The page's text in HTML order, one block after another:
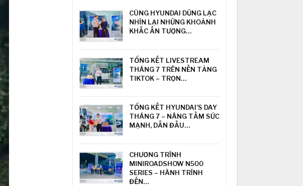
CÙNG HYUNDAI DŨNG LẠC
NHÌN LẠI NHỮNG KHOẢNH
KHẮC ẤN TƯỢNG…
TỔNG KẾT LIVESTREAM
THÁNG 7 TRÊN NỀN TẢNG
TIKTOK – TRỌN…
TỔNG KẾT HYUNDAI’S DAY
THÁNG 7 – NÂNG TẦM SỨC
MẠNH, DẪN ĐẦU…
CHƯƠNG TRÌNH
MINIROADSHOW N500
SERIES – HÀNH TRÌNH
ĐẾN…